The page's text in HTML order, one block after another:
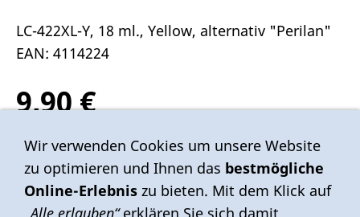
LC-422XL-Y, 18 ml., Yellow, alternativ "Perilan"
EAN: 4114224
9,90 €
Inkl. 19 % USt. zzgl.Versand
Sofort ab Lager
Wir verwenden Cookies um unsere Website
zu optimieren und Ihnen das bestmögliche
Online-Erlebnis zu bieten. Mit dem Klick auf
„Alle erlauben“erklären Sie sich damit